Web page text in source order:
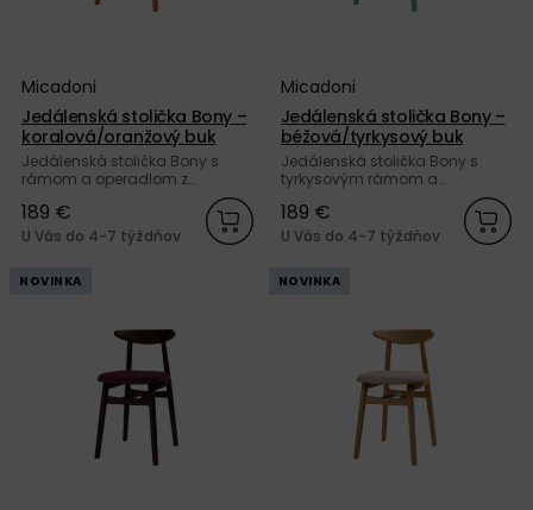
Micadoni
Jedálenská stolička Bony –
koralová/oranžový buk
Jedálenská stolička Bony s
rámom a operadlom z
ružovooranžovej farby a so
sedákom čalúneným
koralovou zamatovou tkaninou
189 €
U Vás do 4-7 týždňov
Micadoni
Jedálenská stolička Bony –
béžová/tyrkysový buk
Jedálenská stolička Bony s
tyrkysovým rámom a
operadlom z masívneho buku
a so sedákom čalúneným
béžovou zamatovou tkaninou
Velvet od značky Micadoni.
189 €
U Vás do 4-7 týždňov
NOVINKA NOVINKA